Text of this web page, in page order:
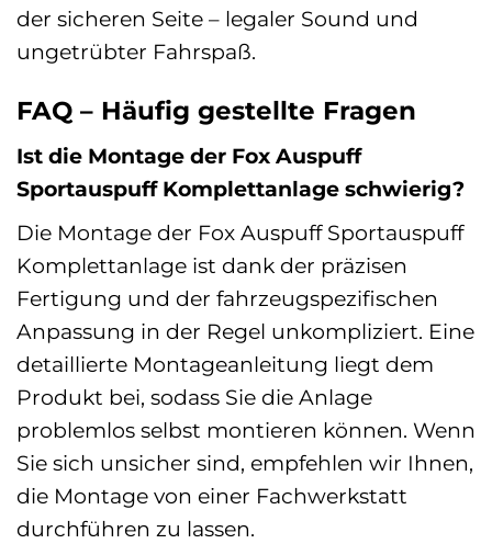
der sicheren Seite – legaler Sound und
ungetrübter Fahrspaß.
FAQ – Häufig gestellte Fragen
Ist die Montage der Fox Auspuff
Sportauspuff Komplettanlage schwierig?
Die Montage der Fox Auspuff Sportauspuff
Komplettanlage ist dank der präzisen
Fertigung und der fahrzeugspezifischen
Anpassung in der Regel unkompliziert. Eine
detaillierte Montageanleitung liegt dem
Produkt bei, sodass Sie die Anlage
problemlos selbst montieren können. Wenn
Sie sich unsicher sind, empfehlen wir Ihnen,
die Montage von einer Fachwerkstatt
durchführen zu lassen.